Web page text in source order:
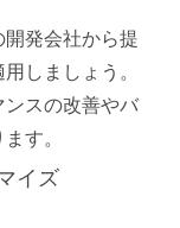
発会社から提
しましょう。
スの改善やバ
す。
イズ